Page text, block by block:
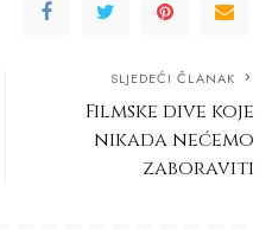
SLJEDEĆI ČLANAK
Filmske dive koje
nikada nećemo
zaboraviti